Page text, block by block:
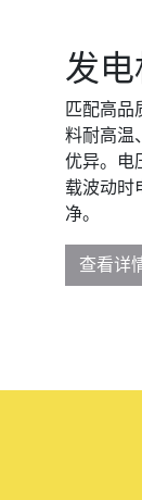
发
匹配高品
料耐高温
优异。电
载波动时
净。
查看详